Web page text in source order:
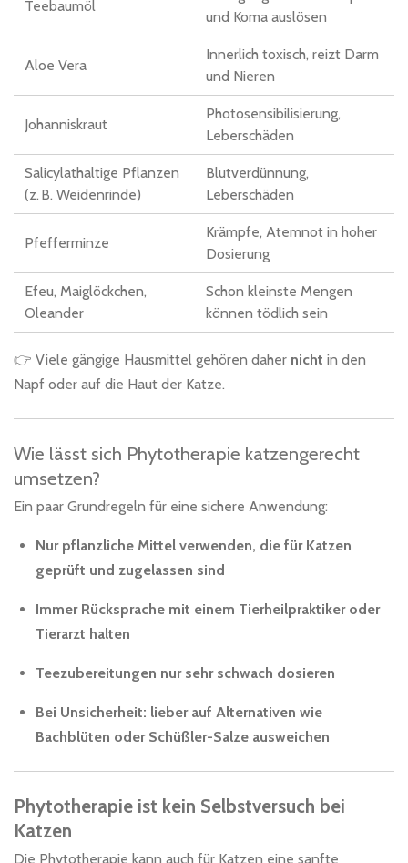
Teebaumöl
und Koma auslösen
Aloe Vera
Innerlich toxisch, reizt Darm
und Nieren
Johanniskraut
Photosensibilisierung,
Leberschäden
Salicylathaltige Pflanzen
(z. B. Weidenrinde)
Blutverdünnung,
Leberschäden
Pfefferminze
Krämpfe, Atemnot in hoher
Dosierung
Efeu, Maiglöckchen,
Oleander
Schon kleinste Mengen
können tödlich sein
👉 Viele gängige Hausmittel gehören daher nicht in den
Napf oder auf die Haut der Katze.
Wie lässt sich Phytotherapie katzengerecht
umsetzen?
Ein paar Grundregeln für eine sichere Anwendung:
Nur pflanzliche Mittel verwenden, die für Katzen
geprüft und zugelassen sind
Immer Rücksprache mit einem Tierheilpraktiker oder
Tierarzt halten
Teezubereitungen nur sehr schwach dosieren
Bei Unsicherheit: lieber auf Alternativen wie
Bachblüten oder Schüßler-Salze ausweichen
Phytotherapie ist kein Selbstversuch bei
Katzen
Die Phytotherapie kann auch für Katzen eine sanfte